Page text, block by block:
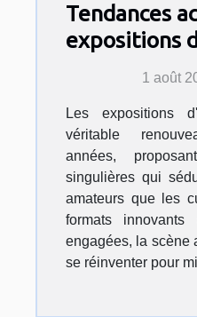
Tendances
expositions
découvrir1 août
Les expositions
véritable
années,
singulières qui
amateurs que les
formats
engagées, la scène
se réinventer pour